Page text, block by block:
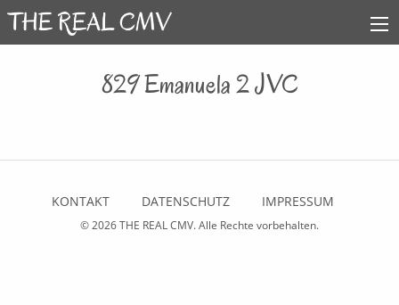
829 Emanuela 2 JVC
KONTAKT DATENSCHUTZ IMPRESSUM
© 2026THE REAL CMV. Alle Rechte vorbehalten.